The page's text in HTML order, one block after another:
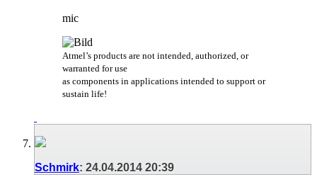
mic
Atmel’s products are not intended, authorized, or
warranted for use
as components in applications intended to support or
sustain life!
Schmirk: 24.04.2014 20:39